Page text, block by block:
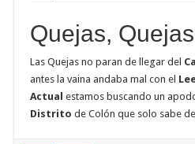
Quejas,
Las Quejas no paran de llegar del
antes la vaina andaba mal con el
Actualestamos buscando un
Distritode Colón que solo sabe